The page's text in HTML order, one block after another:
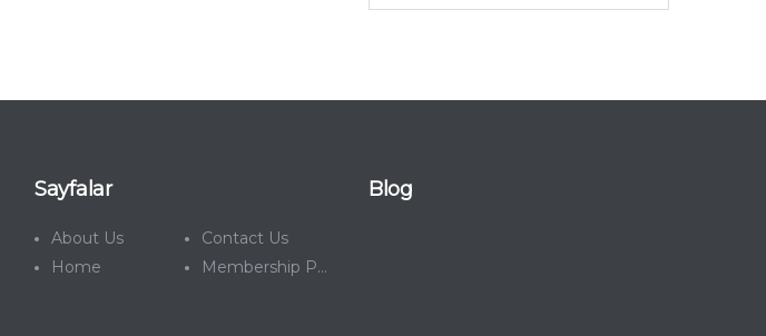
Sayfalar
About Us
Contact Us
Home
Membership Plans
Blog